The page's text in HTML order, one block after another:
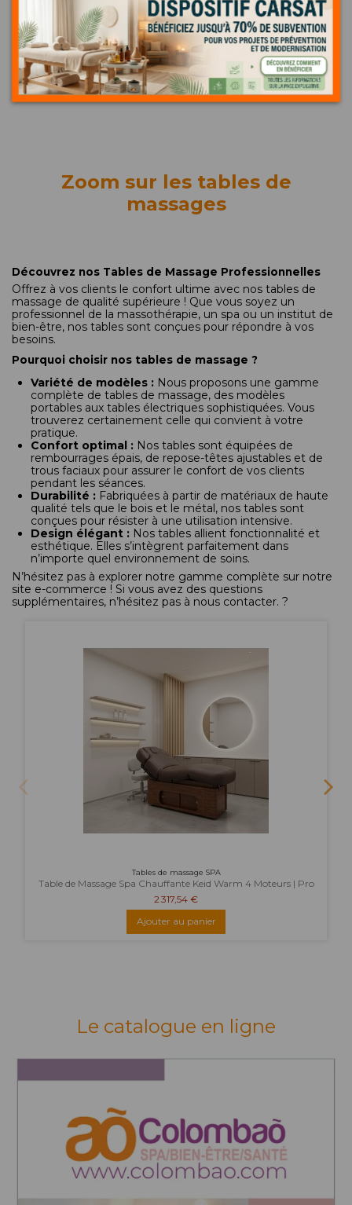
Zoom sur les tables de
massages
Découvrez nos Tables de Massage Professionnelles
Offrez à vos clients le confort ultime avec nos tables de
massage de qualité supérieure ! Que vous soyez un
professionnel de la massothérapie, un spa ou un institut de
bien-être, nos tables sont conçues pour répondre à vos
besoins.
Pourquoi choisir nos tables de massage ?
Variété de modèles : Nous proposons une gamme
complète de tables de massage, des modèles
portables aux tables électriques sophistiquées. Vous
trouverez certainement celle qui convient à votre
pratique.
Confort optimal : Nos tables sont équipées de
rembourrages épais, de repose-têtes ajustables et de
trous faciaux pour assurer le confort de vos clients
pendant les séances.
Durabilité : Fabriquées à partir de matériaux de haute
qualité tels que le bois et le métal, nos tables sont
conçues pour résister à une utilisation intensive.
Design élégant : Nos tables allient fonctionnalité et
esthétique. Elles s’intègrent parfaitement dans
n’importe quel environnement de soins.
N’hésitez pas à explorer notre gamme complète sur notre
site e-commerce ! Si vous avez des questions
supplémentaires, n’hésitez pas à nous contacter. ?
Tables de massage SPA
Table de Massage Spa Chauffante Keid Warm 4 Moteurs | Pro
2 317,54 €
Ajouter au panier
Le catalogue en ligne